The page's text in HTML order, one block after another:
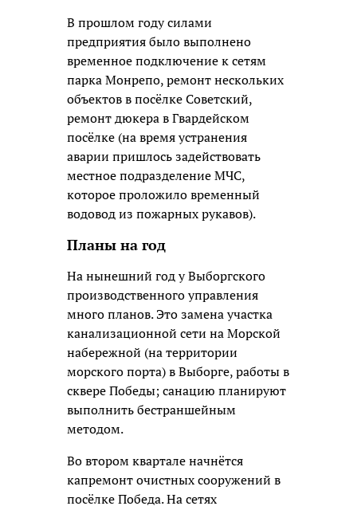
В прошлом году силами
предприятия было выполнено
временное подключение к сетям
парка Монрепо, ремонт нескольких
объектов в посёлке Советский,
ремонт дюкера в Гвардейском
посёлке (на время устранения
аварии пришлось задействовать
местное подразделение МЧС,
которое проложило временный
водовод из пожарных рукавов).
Планы на год
На нынешний год у Выборгского
производственного управления
много планов. Это замена участка
канализационной сети на Морской
набережной (на территории
морского порта) в Выборге, работы в
сквере Победы; санацию планируют
выполнить бестраншейным
методом.
Во втором квартале начнётся
капремонт очистных сооружений в
посёлке Победа. На сетях